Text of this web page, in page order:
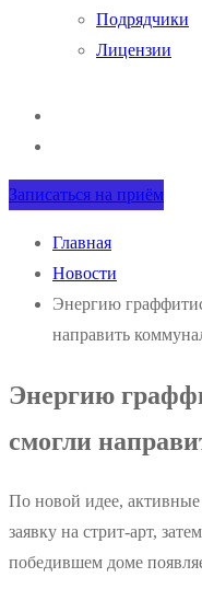
Подрядчики
Лицензии
Записаться на приём
Главная
Новости
Энергию
направить
Энергию
смогли
По новой идее,
заявку на стрит-арт,
победившем доме